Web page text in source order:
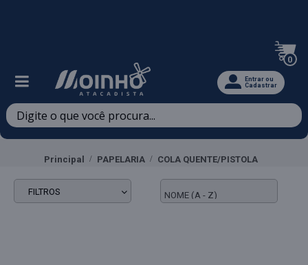
0
Entrar ou
Cadastrar
Principal PAPELARIA COLA QUENTE/PISTOLA
FILTROS